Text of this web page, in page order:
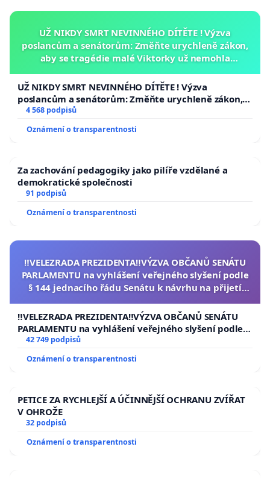
UŽ NIKDY SMRT NEVINNÉHO DÍTĚTE ! Výzva
poslancům a senátorům: Změňte urychleně zákon,
aby se tragédie malé Viktorky už nemohla
UŽ NIKDY SMRT NEVINNÉHO DÍTĚTE ! Výzva
poslancům a senátorům: Změňte urychleně zákon,
aby se tragédie malé Viktorky už nemohla opakovat!
4 568 podpisů
Oznámení o transparentnosti
Za zachování pedagogiky jako pilíře vzdělané a
demokratické společnosti
91 podpisů
Oznámení o transparentnosti
‼️VELEZRADA PREZIDENTA‼️VÝZVA OBČANŮ SENÁTU
PARLAMENTU na vyhlášení veřejného slyšení podle
§ 144 jednacího řádu Senátu k návrhu na přijetí
republiky
‼️VELEZRADA PREZIDENTA‼️VÝZVA OBČANŮ SENÁTU
PARLAMENTU na vyhlášení veřejného slyšení podle §
144 jednacího řádu Senátu k návrhu na přijetí
republiky
42 749 podpisů
Oznámení o transparentnosti
PETICE ZA RYCHLEJŠÍ A ÚČINNĚJŠÍ OCHRANU ZVÍŘAT
V OHROŽE
32 podpisů
Oznámení o transparentnosti